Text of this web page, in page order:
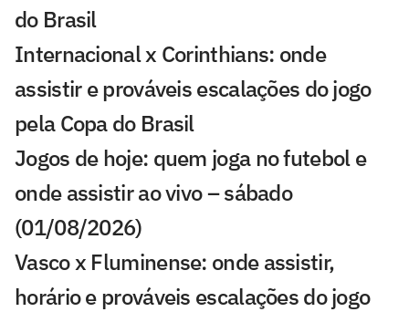
do Brasil
Internacional x Corinthians: onde
assistir e prováveis escalações do jogo
pela Copa do Brasil
Jogos de hoje: quem joga no futebol e
onde assistir ao vivo – sábado
(01/08/2026)
Vasco x Fluminense: onde assistir,
horário e prováveis escalações do jogo